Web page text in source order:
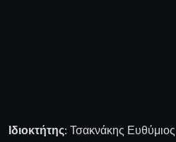
Ιδιοκτήτης: Τσακνάκης Ευθύμιος